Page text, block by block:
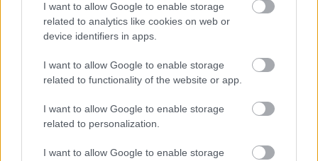
I want to allow Google to enable storage
related to analytics like cookies on web or
device identifiers in apps.
I want to allow Google to enable storage
related to functionality of the website or app.
I want to allow Google to enable storage
related to personalization.
I want to allow Google to enable storage
Ezért párásodik be állandóan az ablak – egyszerűbb a